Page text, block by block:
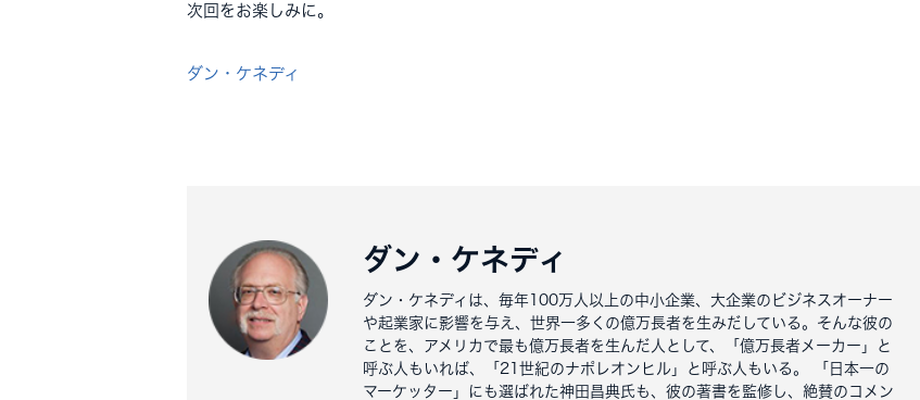
次回をお楽しみに。
ダン・ケネディ
ダン・ケネディ
ダン・ケネディは、毎年100万人以上の中小企業、大企業のビジネスオーナー
や起業家に影響を与え、世界一多くの億万長者を生みだしている。そんな彼の
ことを、アメリカで最も億万長者を生んだ人として、「億万長者メーカー」と
呼ぶ人もいれば、「21世紀のナポレオンヒル」と呼ぶ人もいる。 「日本一の
マーケッター」にも選ばれた神田昌典氏も、彼の著書を監修し、絶賛のコメン